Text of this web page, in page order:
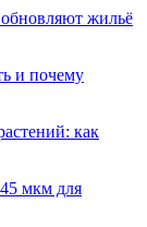
обновляют жильё
и почему
как
мкм для